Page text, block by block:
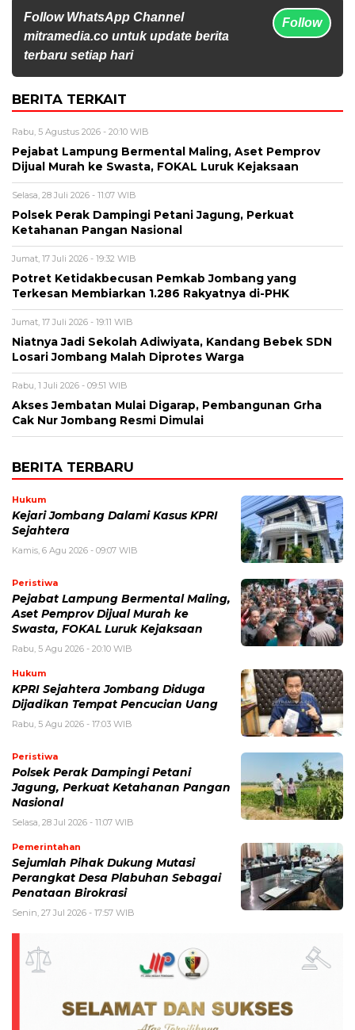
Follow WhatsApp Channel
mitramedia.co untuk update berita
terbaru setiap hari
Follow
BERITA TERKAIT
Rabu, 5 Agustus 2026 - 20:10 WIB
Pejabat Lampung Bermental Maling, Aset Pemprov
Dijual Murah ke Swasta, FOKAL Luruk Kejaksaan
Selasa, 28 Juli 2026 - 11:07 WIB
Polsek Perak Dampingi Petani Jagung, Perkuat
Ketahanan Pangan Nasional
Jumat, 17 Juli 2026 - 19:32 WIB
Potret Ketidakbecusan Pemkab Jombang yang
Terkesan Membiarkan 1.286 Rakyatnya di-PHK
Jumat, 17 Juli 2026 - 19:11 WIB
Niatnya Jadi Sekolah Adiwiyata, Kandang Bebek SDN
Losari Jombang Malah Diprotes Warga
Rabu, 1 Juli 2026 - 09:51 WIB
Akses Jembatan Mulai Digarap, Pembangunan Grha
Cak Nur Jombang Resmi Dimulai
BERITA TERBARU
Hukum
Kejari Jombang Dalami Kasus KPRI
Sejahtera
Kamis, 6 Agu 2026 - 09:07 WIB
Peristiwa
Pejabat Lampung Bermental Maling,
Aset Pemprov Dijual Murah ke
Swasta, FOKAL Luruk Kejaksaan
Rabu, 5 Agu 2026 - 20:10 WIB
Hukum
KPRI Sejahtera Jombang Diduga
Dijadikan Tempat Pencucian Uang
Rabu, 5 Agu 2026 - 17:03 WIB
Peristiwa
Polsek Perak Dampingi Petani
Jagung, Perkuat Ketahanan Pangan
Nasional
Selasa, 28 Jul 2026 - 11:07 WIB
Pemerintahan
Sejumlah Pihak Dukung Mutasi
Perangkat Desa Plabuhan Sebagai
Penataan Birokrasi
Senin, 27 Jul 2026 - 17:57 WIB